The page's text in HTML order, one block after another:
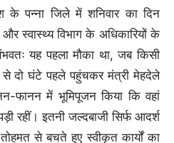
के पन्ना जिले में शनिवार का दिन
स्वास्थ्य विभाग के अधिकारियों के
यह पहला मौका था, जब किसी
से दो घंटे पहले पहुंचकर मंत्री मेहदेले
फानन में भूमिपूजन किया कि वहां
रहीं। इतनी जल्दबाजी सिर्फ आदर्श
से बचते हुए स्वीकृत कार्यों का